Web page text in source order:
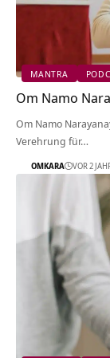
MANTRA
Om Namo
Om Namo
Verehrung für…
OMKARA VOR 2